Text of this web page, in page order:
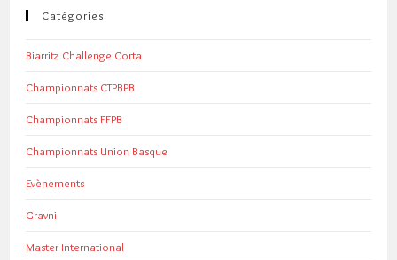
Catégories
Biarritz Challenge Corta
Championnats CTPBPB
Championnats FFPB
Championnats Union Basque
Evènements
Gravni
Master International